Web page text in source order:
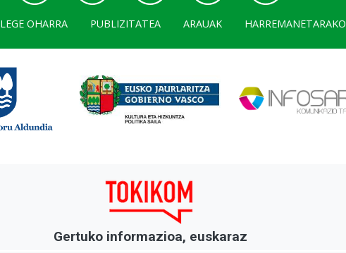
LEGE OHARRA PUBLIZITATEA ARAUAK HARREMANETARAKO
Gertuko informazioa, euskaraz